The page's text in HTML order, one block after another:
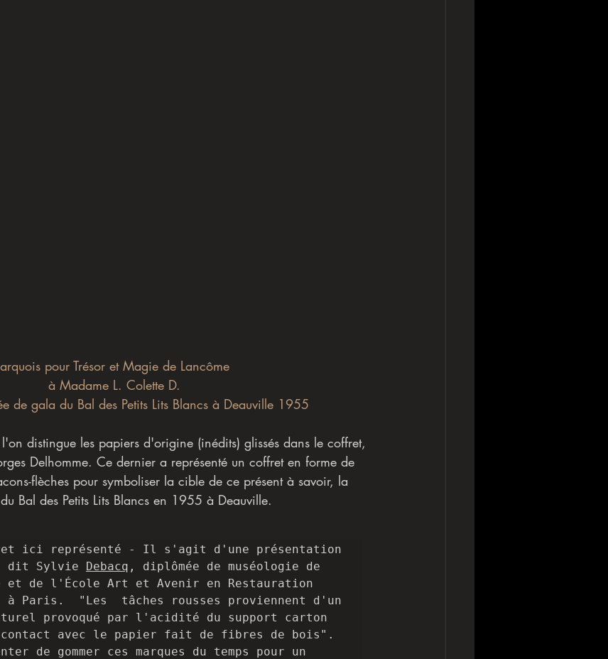
pour Trésor et Magie de Lancôme
à Madame L. Colette D.
de gala du Bal des Petits Lits Blancs à Deauville 1955
distingue les papiers d'origine (inédits) glissés dans le coffret,
Delhomme. Ce dernier a représenté un coffret en forme de
flèches pour symboliser la cible de ce présent à savoir, la
Bal des Petits Lits Blancs en 1955 à Deauville.
ici représenté - Il s'agit d'une présentation
dit Sylvie Debacq , diplômée de muséologie de
et de l'École Art et Avenir en Restauration
à Paris.  "Les  tâches rousses proviennent d'un
provoqué par l'acidité du support carton
avec le papier fait de fibres de bois".
de gommer ces marques du temps pour un